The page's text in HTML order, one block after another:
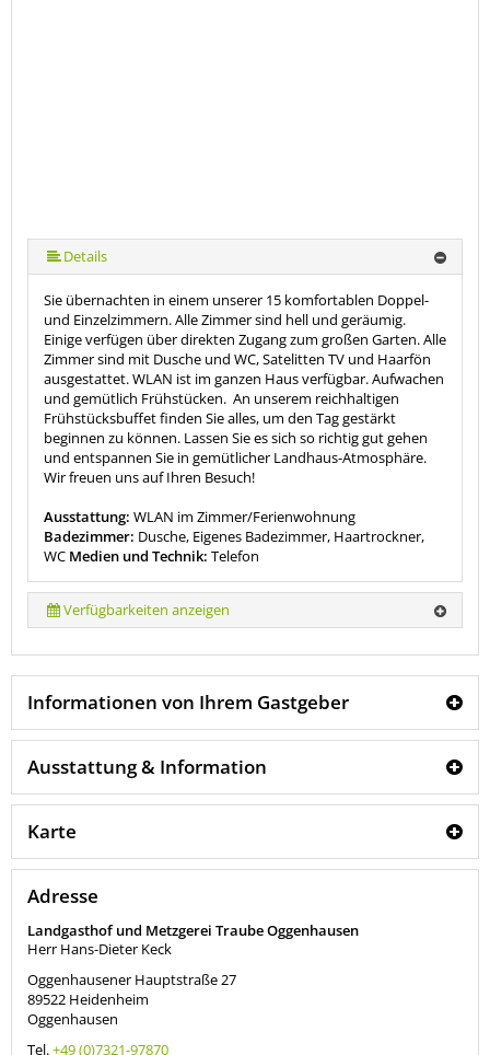
Details
Sie übernachten in einem unserer 15 komfortablen Doppel-
und Einzelzimmern. Alle Zimmer sind hell und geräumig.
Einige verfügen über direkten Zugang zum großen Garten. Alle
Zimmer sind mit Dusche und WC, Satelitten TV und Haarfön
ausgestattet. WLAN ist im ganzen Haus verfügbar. Aufwachen
und gemütlich Frühstücken. An unserem reichhaltigen
Frühstücksbuffet finden Sie alles, um den Tag gestärkt
beginnen zu können. Lassen Sie es sich so richtig gut gehen
und entspannen Sie in gemütlicher Landhaus-Atmosphäre.
Wir freuen uns auf Ihren Besuch!
Ausstattung: WLAN im Zimmer/Ferienwohnung
Badezimmer: Dusche, Eigenes Badezimmer, Haartrockner,
WC Medien und Technik: Telefon
Verfügbarkeiten anzeigen
Informationen von Ihrem Gastgeber
Ausstattung & Information
Karte
Adresse
Landgasthof und Metzgerei Traube Oggenhausen
Herr Hans-Dieter Keck
Oggenhausener Hauptstraße 27
89522 Heidenheim
Oggenhausen
Tel.+49 (0)7321-97870